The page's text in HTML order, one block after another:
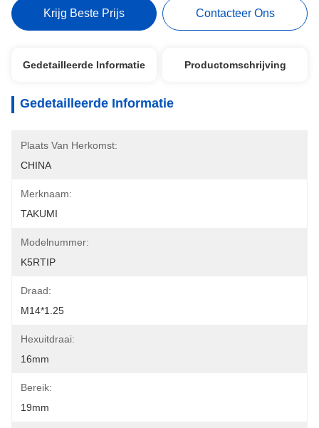
Krijg Beste Prijs Contacteer Ons
Gedetailleerde Informatie Productomschrijving
Gedetailleerde Informatie
Plaats Van Herkomst:
CHINA
Merknaam:
TAKUMI
Modelnummer:
K5RTIP
Draad:
M14*1.25
Hexuitdraai:
16mm
Bereik:
19mm